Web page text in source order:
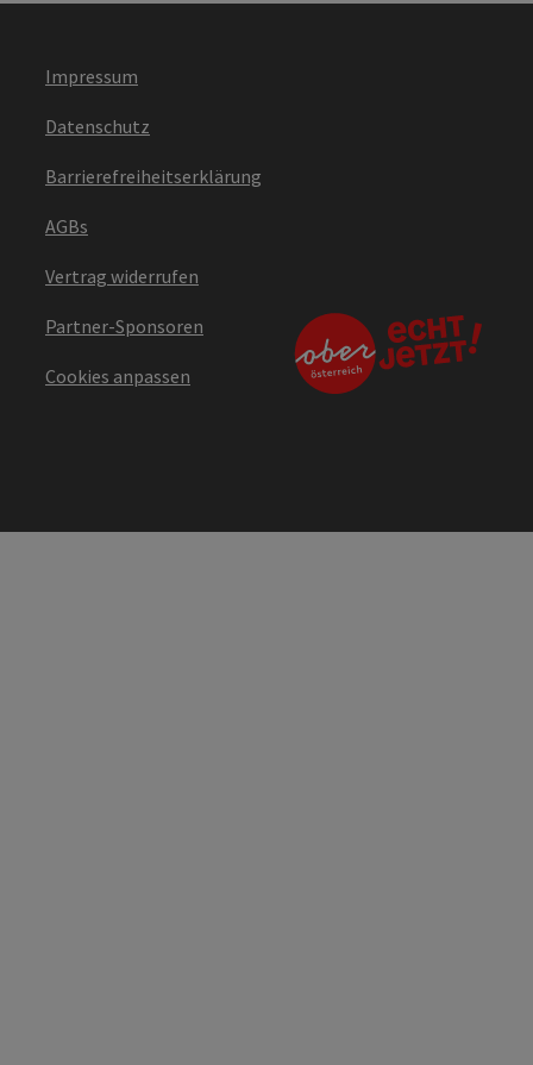
Impressum
Datenschutz
Barrierefreiheitserklärung
AGBs
Vertrag widerrufen
Partner-Sponsoren
Cookies anpassen